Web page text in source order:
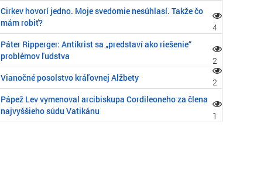
Cirkev hovorí jedno. Moje svedomie nesúhlasí. Takže čo
mám robiť?
4
Páter Ripperger: Antikrist sa „predstaví ako riešenie“
problémov ľudstva
2
Vianočné posolstvo kráľovnej Alžbety
2
Pápež Lev vymenoval arcibiskupa Cordileoneho za člena
najvyššieho súdu Vatikánu
1